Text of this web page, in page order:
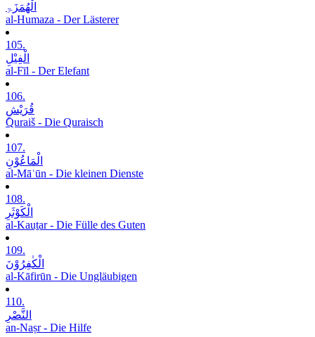
الْھُمَزَۃِ
al-Humaza - Der Lästerer
105.
الْفِیْلِ
al-Fīl - Der Elefant
106.
قُرَیْشٍ
Quraiš - Die Quraisch
107.
الْمَاعُوْنِ
al-Māʿūn - Die kleinen Dienste
108.
الْکَوْثَرِ
al-Kauṯar - Die Fülle des Guten
109.
الْکٰفِرُوْنَ
al-Kāfirūn - Die Ungläubigen
110.
النَّصْرِ
an-Naṣr - Die Hilfe